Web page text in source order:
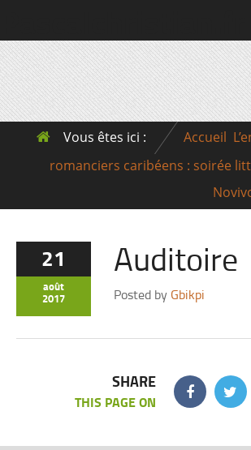
Vous êtes ici : Accueil
romanciers caribéens : soirée
21
août
2017
Auditoire
Posted by Gbikpi
SHARE
THIS PAGE ON